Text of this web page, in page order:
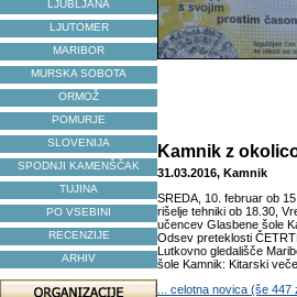
LJUBLJANA
LJUTOMER
MARIBOR
MURSKA SOBOTA
ORMOŽ
POMURJE
SLOVENIJA
SPODNJI KAMENŠČAK
TUJINA
PO VSEBINI
RECENZIJE
ARHIV
Kamnik z
31.03.2016, Kamnik
SREDA, 10. februar ob
rišelje tehniki ob 18.30,
učencev Glasbene šole
Odsev preteklosti
Lutkovno gledališče
šole Kamnik: Kitarski
... celotna novica (še 447